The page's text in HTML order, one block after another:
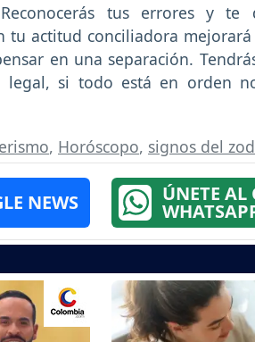
Reconocerás tus errores y te
tu actitud conciliadora
en una separación.
si todo está en orden
, Horóscopo, signos del
NEWS ÚNETE AL